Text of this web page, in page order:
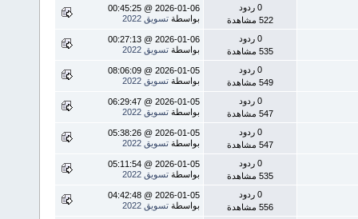
0 ردود
522 مشاهدة
2026-01-06 @ 00:45:25
بواسطة تسويق 2022
0 ردود
535 مشاهدة
2026-01-06 @ 00:27:13
بواسطة تسويق 2022
0 ردود
549 مشاهدة
2026-01-05 @ 08:06:09
بواسطة تسويق 2022
0 ردود
547 مشاهدة
2026-01-05 @ 06:29:47
بواسطة تسويق 2022
0 ردود
547 مشاهدة
2026-01-05 @ 05:38:26
بواسطة تسويق 2022
0 ردود
535 مشاهدة
2026-01-05 @ 05:11:54
بواسطة تسويق 2022
0 ردود
556 مشاهدة
2026-01-05 @ 04:42:48
بواسطة تسويق 2022